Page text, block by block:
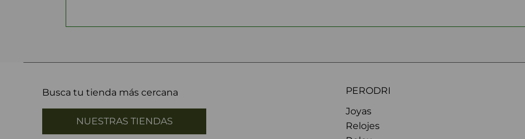
Busca tu tienda más cercana
NUESTRAS TIENDAS
PERODRI
Joyas
Relojes